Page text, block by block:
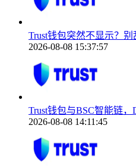
Trust钱包突然不显示？
2026-08-08 15:37:57
Trust钱包与BSC智能链
2026-08-08 14:11:45